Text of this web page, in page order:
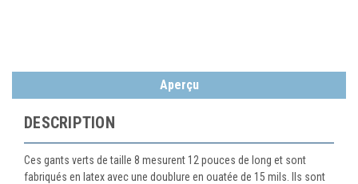
Aperçu
DESCRIPTION
Ces gants verts de taille 8 mesurent 12 pouces de long et sont
fabriqués en latex avec une doublure en ouatée de 15 mils. Ils sont